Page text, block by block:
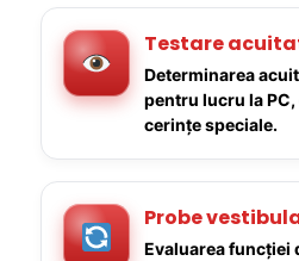
Testare
Determinarea
pentru lucru la
cerințe speciale.
Probe
Evaluarea funcției